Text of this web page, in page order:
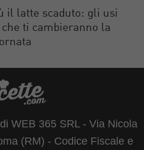
il latte scaduto: gli usi
ti cambieranno la
WEB 365 SRL - Via Nicola
(RM) - Codice Fiscale e